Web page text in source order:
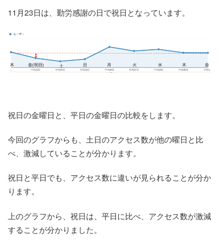
11月23日は、勤労感謝の日で祝日となっています。
祝日の金曜日と、平日の金曜日の比較をします。
今回のグラフからも、土日のアクセス数が他の曜日と比
べ、激減していることが分かります。
祝日と平日でも、アクセス数に違いが見られることが分か
ります。
上のグラフから、祝日は、平日に比べ、アクセス数が激減
することが分かりました。